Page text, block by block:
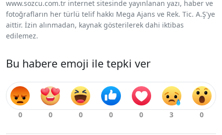
www.sozcu.com.tr internet sitesinde yayınlanan yazı, haber ve
fotoğrafların her türlü telif hakkı Mega Ajans ve Rek. Tic. A.Ş'ye
aittir. İzin alınmadan, kaynak gösterilerek dahi iktibas
edilemez.
Bu habere emoji ile tepki ver